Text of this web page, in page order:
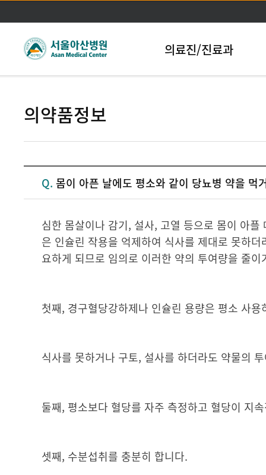
본문바로가기
의료진/진료과
의약품정보
Q. 몸이 아픈 날에도 평소와 같이 당뇨병 약을 먹
심한 몸살이나 감기, 설사, 고열 등으로 몸이 아
은 인슐린 작용을 억제하여 식사를 제대로 못하
요하게 되므로 임의로 이러한 약의 투여량을 줄
첫째, 경구혈당강하제나 인슐린 용량은 평소 사
식사를 못하거나 구토, 설사를 하더라도 약물의
둘째, 평소보다 혈당를 자주 측정하고 혈당이 지
셋째, 수분섭취를 충분히 합니다.